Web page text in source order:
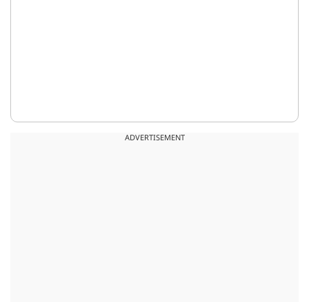
ADVERTISEMENT